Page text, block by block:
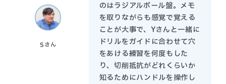
Sさん
のはラジアルボール盤。メモ
を取りながらも感覚で覚える
ことが大事で、Yさんと一緒に
ドリルをガイドに合わせて穴
をあける練習を何度もした
り、切削抵抗がどれくらいか
知るためにハンドルを操作し